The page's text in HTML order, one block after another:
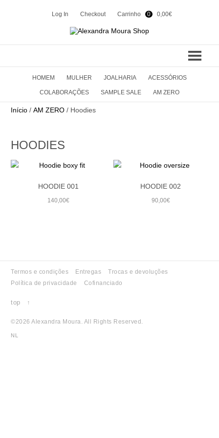
Log In Checkout Carrinho 0 0,00€
COLEÇÕES
SUMMER 24
SUMMER 23
WINTER 22
SUMMER 22
SUMMER 20
EN
HOMEM MULHER JOALHARIA ACESSÓRIOS
COLABORAÇÕES SAMPLE SALE AM ZERO
Início /AM ZERO / Hoodies
HOODIES
HOODIE 001
140,00€
HOODIE 002
90,00€
Termos e condições Entregas
Trocas e devoluções
Política de privacidade
Cofinanciado
top ↑
©2026 Alexandra Moura. All Rights Reserved.
NL